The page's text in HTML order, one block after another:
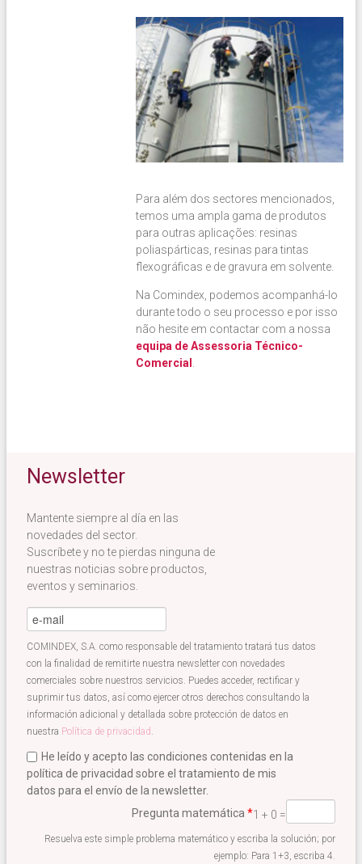
Para além dos sectores mencionados,
temos uma ampla gama de produtos
para outras aplicações: resinas
poliaspárticas, resinas para tintas
flexográficas e de gravura em solvente.
Na Comindex, podemos acompanhá-lo
durante todo o seu processo e por isso
não hesite em contactar com a nossa
equipa de Assessoria Técnico-
Comercial
Newsletter
Mantente siempre al día en las
novedades del sector.
Suscríbete y no te pierdas ninguna de
nuestras noticias sobre productos,
eventos y seminarios.
e-mail*
Acepto términos newsletter
He leído y acepto las condiciones contenidas en la
política de privacidad sobre el tratamiento de mis
datos para el envío de la newsletter.
COMINDEX, S.A. como responsable del tratamiento tratará tus datos
con la finalidad de remitirte nuestra newsletter con novedades
comerciales sobre nuestros servicios. Puedes acceder, rectificar y
suprimir tus datos, así como ejercer otros derechos consultando la
información adicional y detallada sobre protección de datos en
nuestra Política de privacidad .
Pregunta matemática *1 + 0 =
Resuelva este simple problema matemático y escriba la solución; por
ejemplo: Para 1+3, escriba 4.